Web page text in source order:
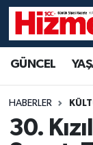
GÜNCEL
HABERLER
30.
YAŞAM
SİYASET
Denizli
Denizli